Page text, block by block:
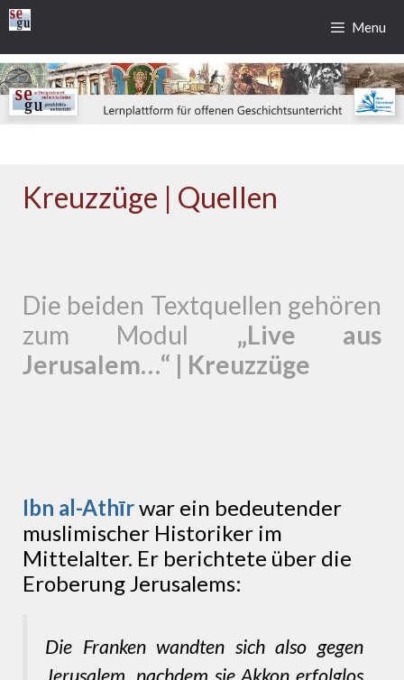
Zum
Inhalt
springen
Menu
Kreuzzüge | Quellen
Die beiden Textquellen gehören
zum Modul „Live aus
Jerusalem…“ | Kreuzzüge
Ibn al-Athīrwar ein bedeutender
muslimischer Historiker im
Mittelalter. Er berichtete über die
Eroberung Jerusalems:
Die Franken wandten sich also gegen